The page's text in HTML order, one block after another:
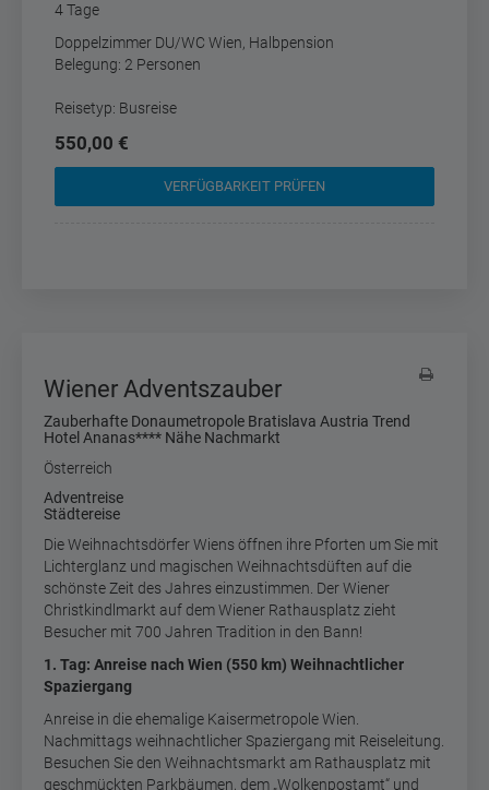
4 Tage
Doppelzimmer DU/WC Wien, Halbpension
Belegung: 2 Personen
Reisetyp: Busreise
550,00 €
VERFÜGBARKEIT PRÜFEN
Wiener Adventszauber
Zauberhafte Donaumetropole Bratislava Austria Trend
Hotel Ananas**** Nähe Nachmarkt
Österreich
Adventreise
Städtereise
Die Weihnachtsdörfer Wiens öffnen ihre Pforten um Sie mit
Lichterglanz und magischen Weihnachtsdüften auf die
schönste Zeit des Jahres einzustimmen. Der Wiener
Christkindlmarkt auf dem Wiener Rathausplatz zieht
Besucher mit 700 Jahren Tradition in den Bann!
1. Tag: Anreise nach Wien (550 km) Weihnachtlicher
Spaziergang
Anreise in die ehemalige Kaisermetropole Wien.
Nachmittags weihnachtlicher Spaziergang mit Reiseleitung.
Besuchen Sie den Weihnachtsmarkt am Rathausplatz mit
geschmückten Parkbäumen, dem „Wolkenpostamt“ und